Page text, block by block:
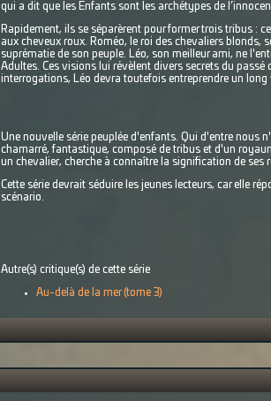
qui a dit que les Enfants sont les archétypes de
Rapidement, ils se séparèrent pour former trois tribus :
aux cheveux roux. Roméo, le roi des chevaliers blonds,
suprématie de son peuple. Léo, son meilleur ami, ne
Adultes. Ces visions lui révèlent divers secrets du
interrogations, Léo devra toutefois entreprendre un long
Une nouvelle série peuplée d'enfants. Qui d'entre nous
chamarré, fantastique, composé de tribus et d'un
un chevalier, cherche à connaître la signification de ses
Cette série devrait séduire les jeunes lecteurs, car elle
scénario.
Autre(s) critique(s) de cette série
Au-delà de la mer (tome 3)